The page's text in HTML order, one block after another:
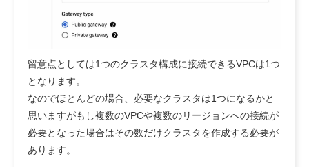
留意点としては1つのクラスタ構成に接続できるVPCは1つ
となります。
なのでほとんどの場合、必要なクラスタは1つになるかと
思いますがもし複数のVPCや複数のリージョンへの接続が
必要となった場合はその数だけクラスタを作成する必要が
あります。